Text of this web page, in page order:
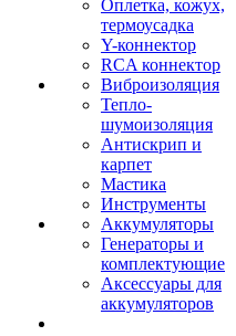
Оплетка, кожух,
термоусадка
Y-коннектор
RCA коннектор
Виброизоляция
Тепло-
шумоизоляция
Антискрип и
карпет
Мастика
Инструменты
Аккумуляторы
Генераторы и
комплектующие
Аксессуары для
аккумуляторов